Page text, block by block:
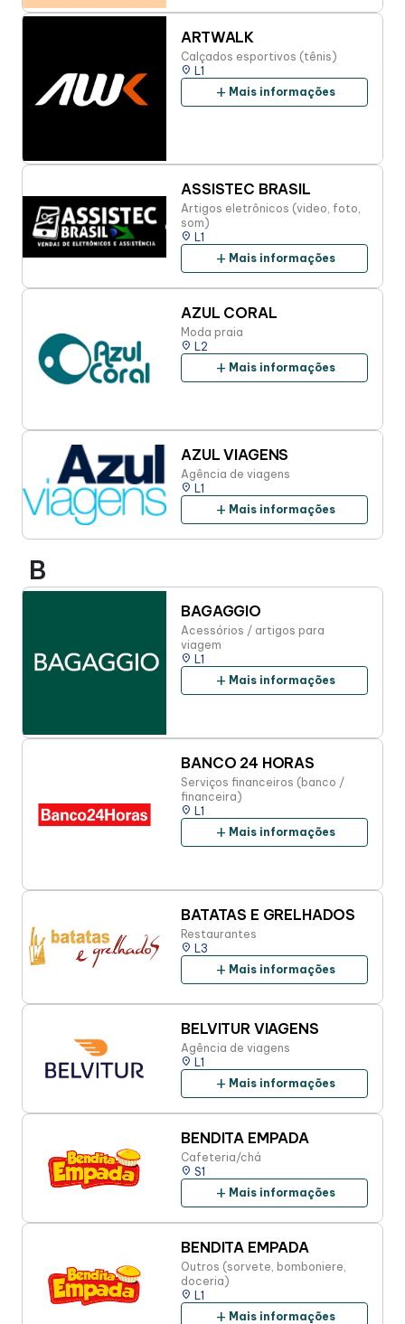
ARTWALK
Calçados esportivos (tênis)
place L1
add Mais informações
ASSISTEC BRASIL
Artigos eletrônicos (video, foto,
som)
place L1
add Mais informações
AZUL CORAL
Moda praia
place L2
add Mais informações
AZUL VIAGENS
Agência de viagens
place L1
add Mais informações
B
BAGAGGIO
Acessórios / artigos para
viagem
place L1
add Mais informações
BANCO 24 HORAS
Serviços financeiros (banco /
financeira)
place L1
add Mais informações
BATATAS E GRELHADOS
Restaurantes
place L3
add Mais informações
BELVITUR VIAGENS
Agência de viagens
place L1
add Mais informações
BENDITA EMPADA
Cafeteria/chá
place S1
add Mais informações
BENDITA EMPADA
Outros (sorvete, bomboniere,
doceria)
place L1
add Mais informações